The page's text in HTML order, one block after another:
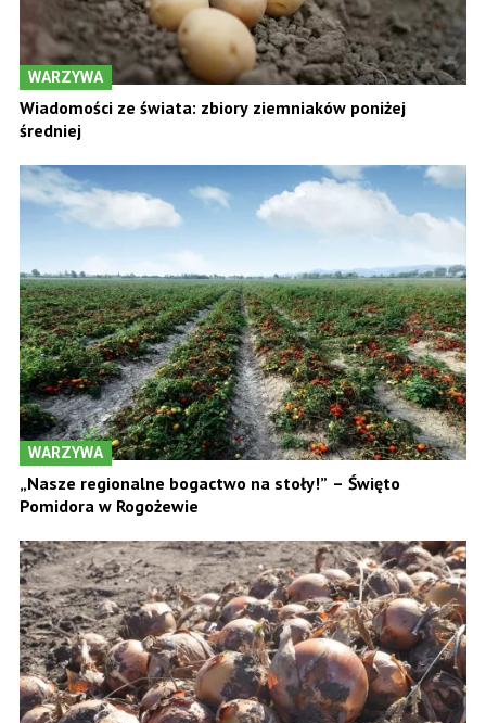
WARZYWA
Wiadomości ze świata: zbiory ziemniaków poniżej
średniej
WARZYWA
„Nasze regionalne bogactwo na stoły!” – Święto
Pomidora w Rogożewie